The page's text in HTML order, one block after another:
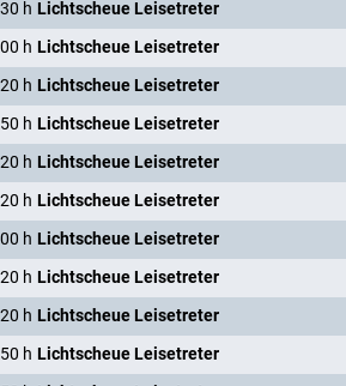
h Lichtscheue Leisetreter
h Lichtscheue Leisetreter
h Lichtscheue Leisetreter
h Lichtscheue Leisetreter
h Lichtscheue Leisetreter
h Lichtscheue Leisetreter
h Lichtscheue Leisetreter
h Lichtscheue Leisetreter
h Lichtscheue Leisetreter
h Lichtscheue Leisetreter